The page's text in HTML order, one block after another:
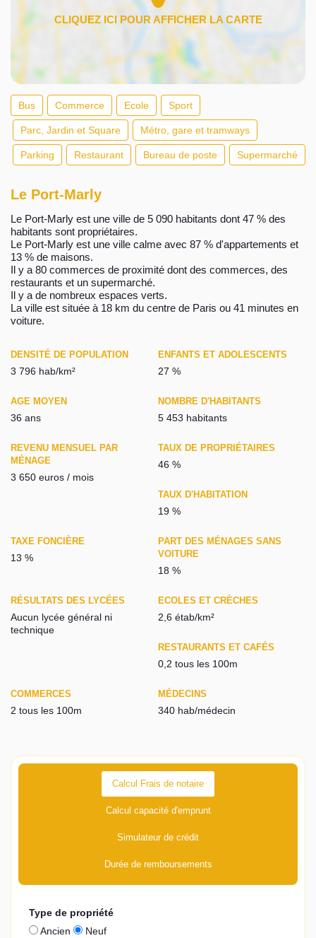
Bus Commerce Ecole Sport
Parc, Jardin et Square Métro, gare et tramways
Parking Restaurant Bureau de poste Supermarché
Le Port-Marly
Le Port-Marly est une ville de 5 090 habitants dont 47 % des
habitants sont propriétaires.
Le Port-Marly est une ville calme avec 87 % d'appartements et
13 % de maisons.
Il y a 80 commerces de proximité dont des commerces, des
restaurants et un supermarché.
Il y a de nombreux espaces verts.
La ville est située à 18 km du centre de Paris ou 41 minutes en
voiture.
DENSITÉ DE POPULATION
3 796 hab/km²
ENFANTS ET ADOLESCENTS
27 %
AGE MOYEN
36 ans
NOMBRE D'HABITANTS
5 453 habitants
REVENU MENSUEL PAR
MÉNAGE
3 650 euros / mois
TAUX DE PROPRIÉTAIRES
46 %
TAUX D'HABITATION
19 %
TAXE FONCIÈRE
13 %
PART DES MÉNAGES SANS
VOITURE
18 %
RÉSULTATS DES LYCÉES
Aucun lycée général ni
technique
ECOLES ET CRÈCHES
2,6 étab/km²
RESTAURANTS ET CAFÉS
0,2 tous les 100m
COMMERCES
2 tous les 100m
MÉDECINS
340 hab/médecin
Calcul Frais de notaire
Calcul capacité d'emprunt
Simulateur de crédit
Durée de remboursements